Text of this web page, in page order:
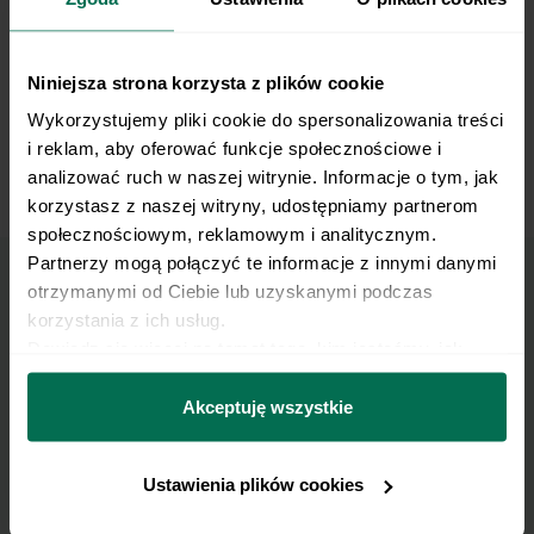
Niniejsza strona korzysta z plików cookie
Wykorzystujemy pliki cookie do spersonalizowania treści
i reklam, aby oferować funkcje społecznościowe i
analizować ruch w naszej witrynie. Informacje o tym, jak
korzystasz z naszej witryny, udostępniamy partnerom
społecznościowym, reklamowym i analitycznym.
Partnerzy mogą połączyć te informacje z innymi danymi
otrzymanymi od Ciebie lub uzyskanymi podczas
korzystania z ich usług.
można się z nami skontaktować i w jaki sposób
przetwarzamy dane osobowe w ramach
prywatności.
Akceptuję wszystkie
Ustawienia plików cookies
Odwodzenie nogi z taśmą mini band w pozycji
leżącej
Marzy Ci się osiągnięcie
płaskiego brzucha?
Pobierz zestaw 10 najskuteczniejszych ćwiczeń na
brzuch.